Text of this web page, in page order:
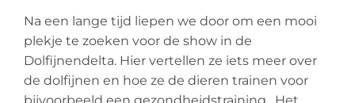
Na een lange tijd liepen we door om een mooi
plekje te zoeken voor de show in de
Dolfijnendelta. Hier vertellen ze iets meer over
de dolfijnen en hoe ze de dieren trainen voor